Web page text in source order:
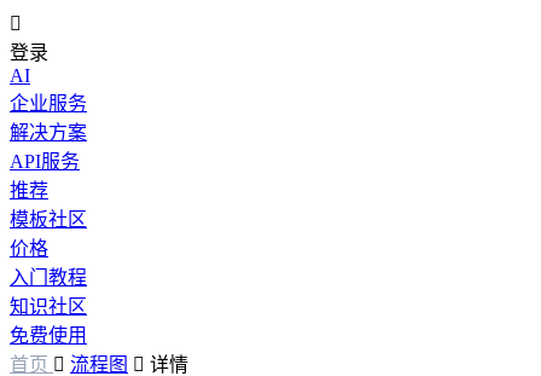

登录
AI
企业服务
解决方案
API服务
推荐
模板社区
价格
入门教程
知识社区
免费使用
首页  流程图  详情